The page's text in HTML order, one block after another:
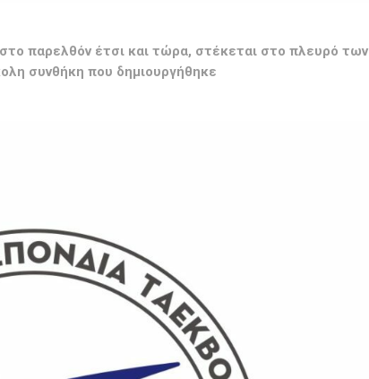
παρελθόν έτσι και τώρα, στέκεται στο πλευρό των
συνθήκη που δημιουργήθηκε